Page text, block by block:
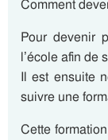
Comment
Pour devenir
l’école afin de
Il est ensuite
suivre une
Cette